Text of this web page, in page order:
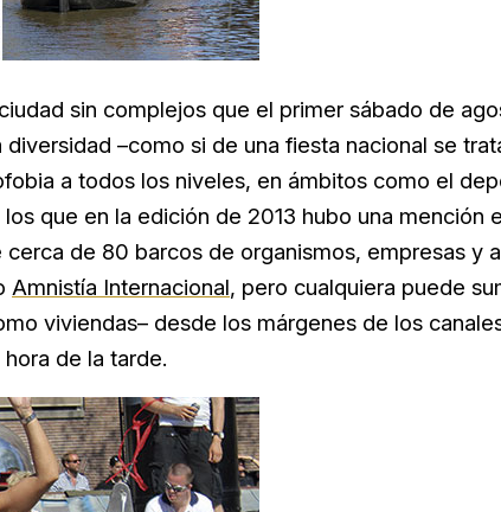
sin complejos que el primer sábado de
–como si de una fiesta nacional se
a todos los niveles, en ámbitos como el
los que en la edición de 2013 hubo una mención
cerca de 80 barcos de organismos, empresas y
Amnistía Internacional, pero cualquiera puede
viviendas– desde los márgenes de los
de la tarde.